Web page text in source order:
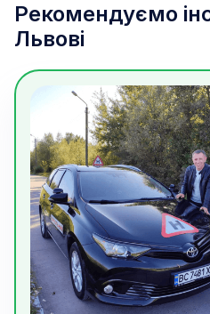
Рекомендуємо
Львові